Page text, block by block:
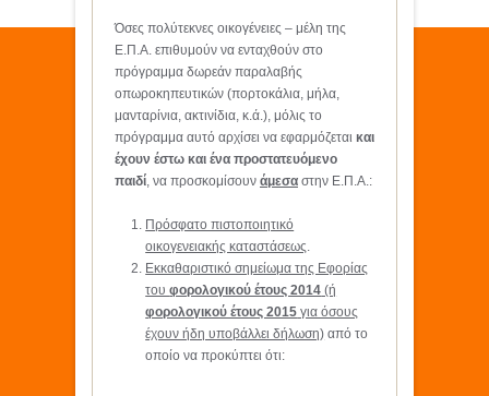
Όσες πολύτεκνες οικογένειες – μέλη της
Ε.Π.Α. επιθυμούν να ενταχθούν στο
πρόγραμμα δωρεάν παραλαβής
οπωροκηπευτικών (πορτοκάλια, μήλα,
μανταρίνια, ακτινίδια, κ.ά.), μόλις το
πρόγραμμα αυτό αρχίσει να εφαρμόζεται και
έχουν έστω και ένα προστατευόμενο
παιδί, να προσκομίσουν άμεσα στην Ε.Π.Α.:
Πρόσφατο πιστοποιητικό
οικογενειακής καταστάσεως.
Εκκαθαριστικό σημείωμα της Εφορίας
τουφορολογικού έτους 2014 (ή
φορολογικού έτους 2015 για όσους
έχουν ήδη υποβάλλει δήλωση) από το
οποίο να προκύπτει ότι: